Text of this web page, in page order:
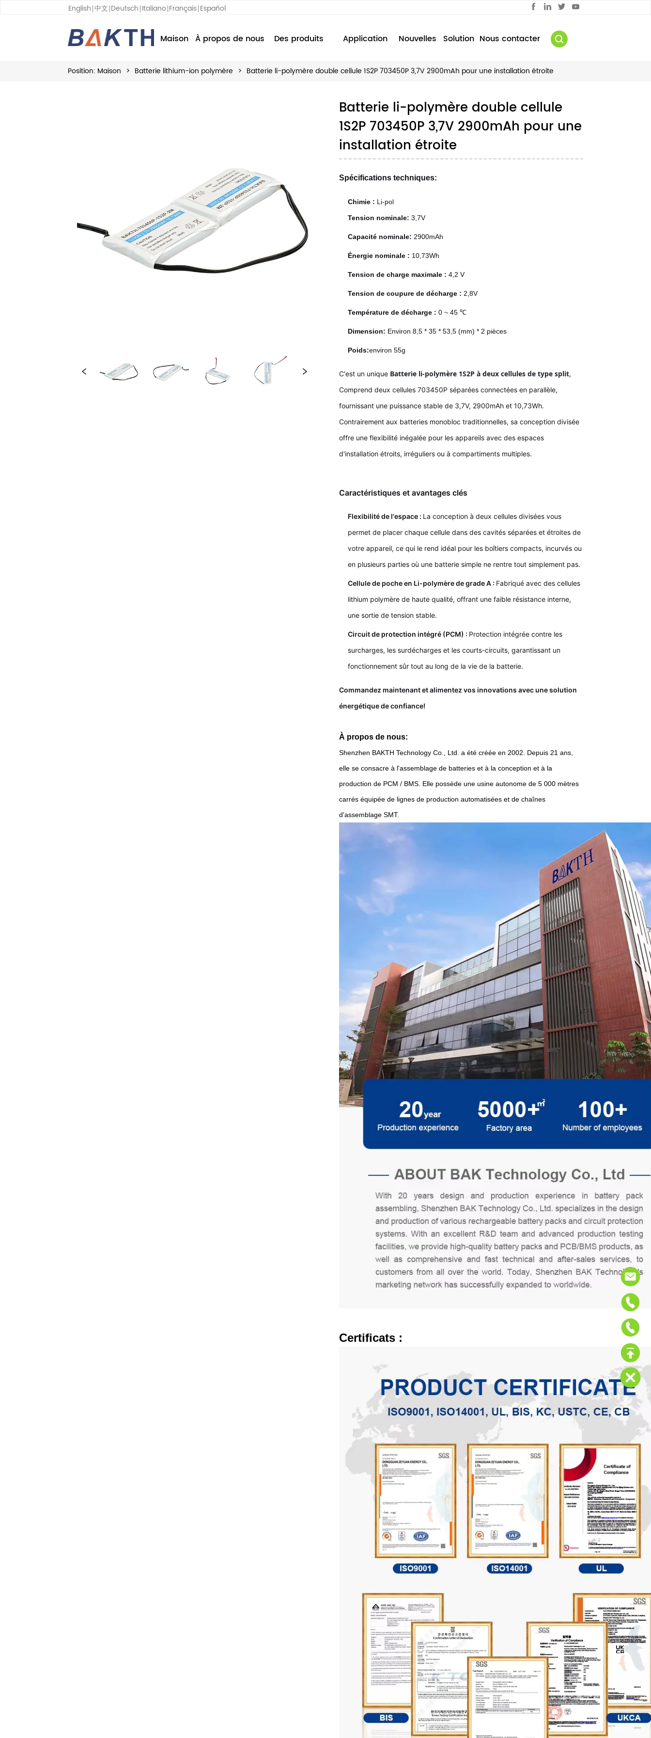
English 中文 Deutsch Italiano Français Español
Maison À propos de nous Des produits Application Nouvelles Solution Nous contacter
Position: Maison > Batterie lithium-ion polymère > Batterie li-polymère double cellule 1S2P 703450P 3,7V 2900mAh pour une installation étroite
Batterie li-polymère double cellule
1S2P 703450P 3,7V 2900mAh pour une
installation étroite
Spécifications techniques:
Chimie : Li-pol
Tension nominale: 3,7V
Capacité nominale: 2900mAh
Énergie nominale : 10,73Wh
Tension de charge maximale :4,2 V
Tension de coupure de décharge : 2,8V
Température de décharge :0 ~ 45 ℃
Dimension: Environ 8,5 * 35 * 53,5 (mm) * 2 pièces
Poids:environ 55g
C'est un unique Batterie li-polymère 1S2P à deux cellules de type split,
Comprend deux cellules 703450P séparées connectées en parallèle,
fournissant une puissance stable de 3,7V, 2900mAh et 10,73Wh.
Contrairement aux batteries monobloc traditionnelles, sa conception divisée
offre une flexibilité inégalée pour les appareils avec des espaces
d'installation étroits, irréguliers ou à compartiments multiples.
Caractéristiques et avantages clés
Flexibilité de l'espace : La conception à deux cellules divisées vous
permet de placer chaque cellule dans des cavités séparées et étroites de
votre appareil, ce qui le rend idéal pour les boîtiers compacts, incurvés ou
en plusieurs parties où une batterie simple ne rentre tout simplement pas.
Cellule de poche en Li-polymère de grade A : Fabriqué avec des cellules
lithium polymère de haute qualité, offrant une faible résistance interne,
une sortie de tension stable.
Circuit de protection intégré (PCM) : Protection intégrée contre les
surcharges, les surdécharges et les courts-circuits, garantissant un
fonctionnement sûr tout au long de la vie de la batterie.
Commandez maintenant et alimentez vos innovations avec une solution
énergétique de confiance!
À propos de nous:
Shenzhen BAKTH Technology Co., Ltd. a été créée en 2002. Depuis 21 ans,
elle se consacre à l'assemblage de batteries et à la conception et à la
production de PCM / BMS. Elle possède une usine autonome de 5 000 mètres
carrés équipée de lignes de production automatisées et de chaînes
d'assemblage SMT.
Certificats :